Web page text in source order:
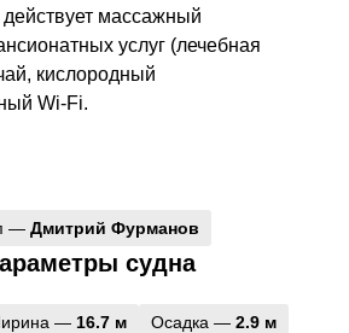
действует массажный
услуг (лечебная
кислородный
Wi-Fi.
— Дмитрий Фурманов
судна
— 16.7 м Осадка — 2.9 м